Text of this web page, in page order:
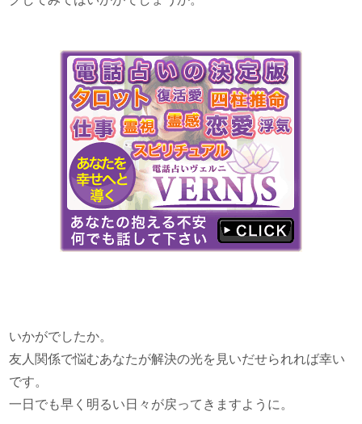
いかがでしたか。
友人関係で悩むあなたが解決の光を見いだせられれば幸い
です。
一日でも早く明るい日々が戻ってきますように。